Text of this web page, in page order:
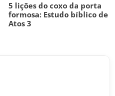
5 lições do coxo da porta
formosa: Estudo bíblico de
Atos 3